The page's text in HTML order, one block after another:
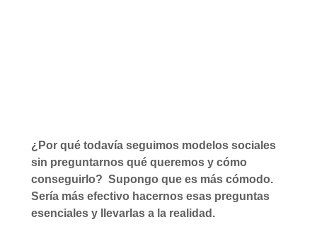
¿Por qué todavía seguimos modelos sociales
sin preguntarnos qué queremos y cómo
conseguirlo? Supongo que es más cómodo.
Sería más efectivo hacernos esas preguntas
esenciales y llevarlas a la realidad.